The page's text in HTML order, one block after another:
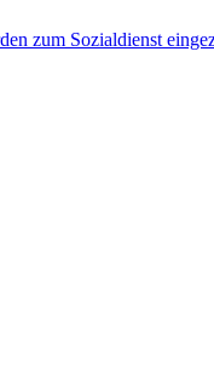
zum Sozialdienst